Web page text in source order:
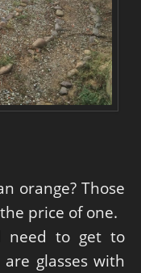
orange? Those
price of one.
need to get to
glasses with